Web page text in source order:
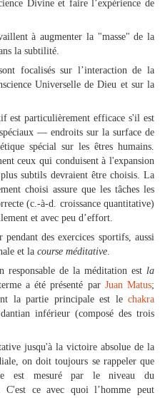
Divine et faire l’expérience de
à augmenter la "masse" de la
la subtilité.
focalisés sur l’interaction de la
Universelle de Dieu et sur la
est particulièrement efficace s'il est
spéciaux — endroits sur la surface de
spécial sur les êtres humains.
ceux qui conduisent à l'expansion
subtils devraient être choisis. La
choisi assure que les tâches les
(c.-à-d. croissance quantitative)
et avec peu d’effort.
des exercices sportifs, aussi
et la course méditative.
responsable de la méditation est la
a été présenté par Juan Matus;
la partie principale est le chakra
inférieur (composé des trois
jusqu'à la victoire absolue de la
on doit toujours se rappeler que
est mesuré par le niveau du
ce avec quoi l’homme peut